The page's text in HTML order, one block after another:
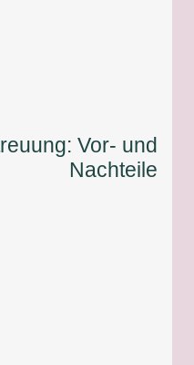
Vor- und
Nachteile